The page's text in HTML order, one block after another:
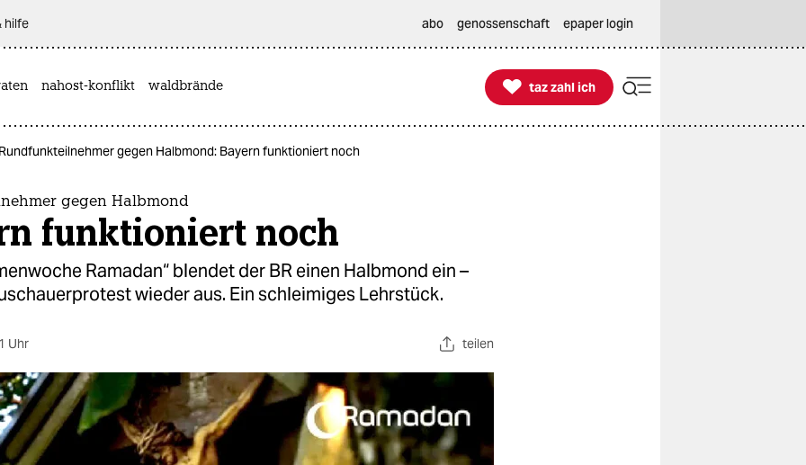
hilfe abo genossenschaft epaper login
nahost-konflikt waldbrände 
taz zahl ich
taz zahl ich
Rundfunkteilnehmer gegen Halbmond: Bayern funktioniert noch
gegen Halbmond
funktioniert noch
Ramadan“ blendet der BR einen Halbmond ein –
wieder aus. Ein schleimiges Lehrstück.
Uhr teilen